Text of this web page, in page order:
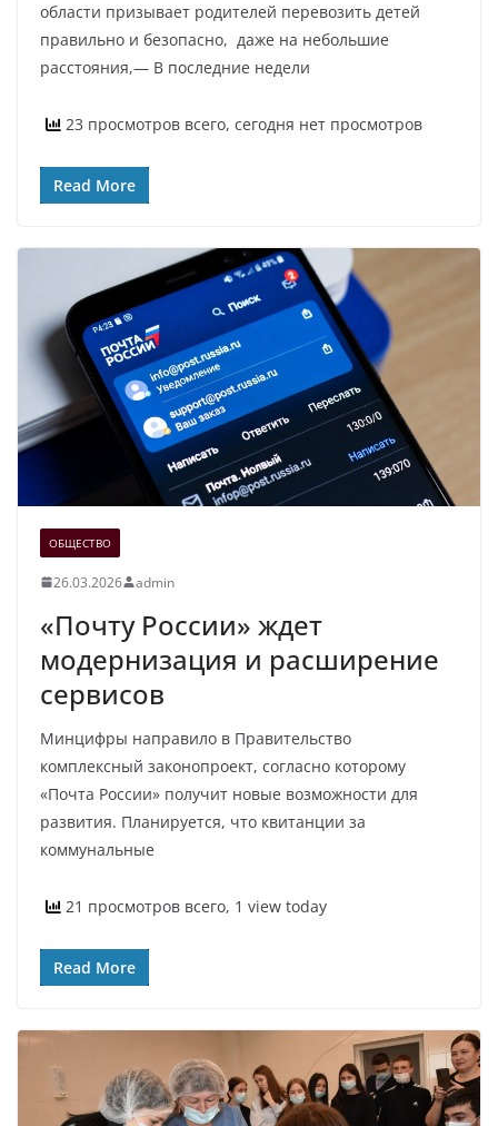
области призывает родителей перевозить детей
правильно и безопасно, даже на небольшие
расстояния,— В последние недели
23 просмотров всего, сегодня нет просмотров
Read More
ОБЩЕСТВО
26.03.2026 admin
«Почту России» ждет
модернизация и расширение
сервисов
Минцифры направило в Правительство
комплексный законопроект, согласно которому
«Почта России» получит новые возможности для
развития. Планируется, что квитанции за
коммунальные
21 просмотров всего, 1 view today
Read More